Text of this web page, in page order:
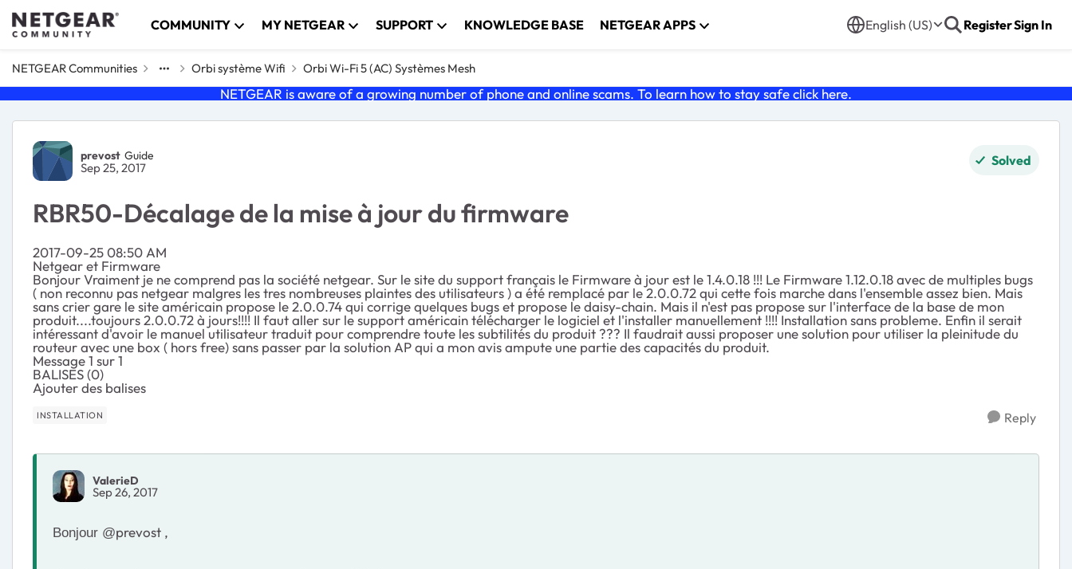
Skip to content COMMUNITY MY NETGEAR SUPPORT KNOWLEDGE BASE NETGEAR APPS English (US) RegisterSign In
NETGEAR Communities Orbi système Wifi Orbi Wi-Fi 5 (AC) Systèmes Mesh
NETGEAR is aware of a growing number of phone and online scams. To learn how to stay safe click here.
Forum Discussion
prevost Guide
Sep 25, 2017 Solved
RBR50-Décalage de la mise à jour du firmware
‎2017-09-25 08:50 AM
Netgear et Firmware
Bonjour Vraiment je ne comprend pas la société netgear. Sur le site du support français le Firmware à jour est le 1.4.0.18 !!! Le Firmware 1.12.0.18 avec de multiples bugs
( non reconnu pas netgear malgres les tres nombreuses plaintes des utilisateurs ) a été remplacé par le 2.0.0.72 qui cette fois marche dans l'ensemble assez bien. Mais
sans crier gare le site américain propose le 2.0.0.74 qui corrige quelques bugs et propose le daisy-chain. Mais il n'est pas propose sur l'interface de la base de mon
produit....toujours 2.0.0.72 à jours!!!! Il faut aller sur le support américain télécharger le logiciel et l'installer manuellement !!!! Installation sans probleme. Enfin il serait
intéressant d'avoir le manuel utilisateur traduit pour comprendre toute les subtilités du produit ??? Il faudrait aussi proposer une solution pour utiliser la pleinitude du
routeur avec une box ( hors free) sans passer par la solution AP qui a mon avis ampute une partie des capacités du produit.
Message 1 sur 1
BALISES (0)
Ajouter des balises
INSTALLATION Reply
ValerieD
Sep 26, 2017
Bonjour @prevost ,